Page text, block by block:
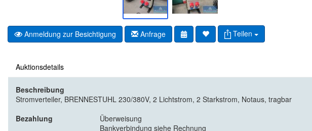
Anmeldung zur Besichtigung Anfrage Teilen
Auktionsdetails
Beschreibung
Stromverteiler, BRENNESTUHL 230/380V, 2 Lichtstrom, 2 Starkstrom, Notaus, tragbar
Bezahlung
Überweisung
Bankverbindung siehe Rechnung